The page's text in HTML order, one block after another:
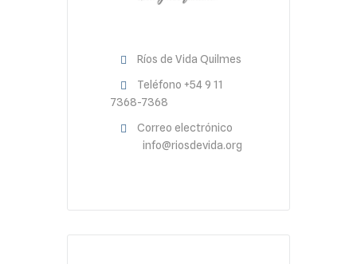
Ríos de Vida Quilmes
Teléfono +54 9 11
7368-7368
Correo electrónico
info@riosdevida.org